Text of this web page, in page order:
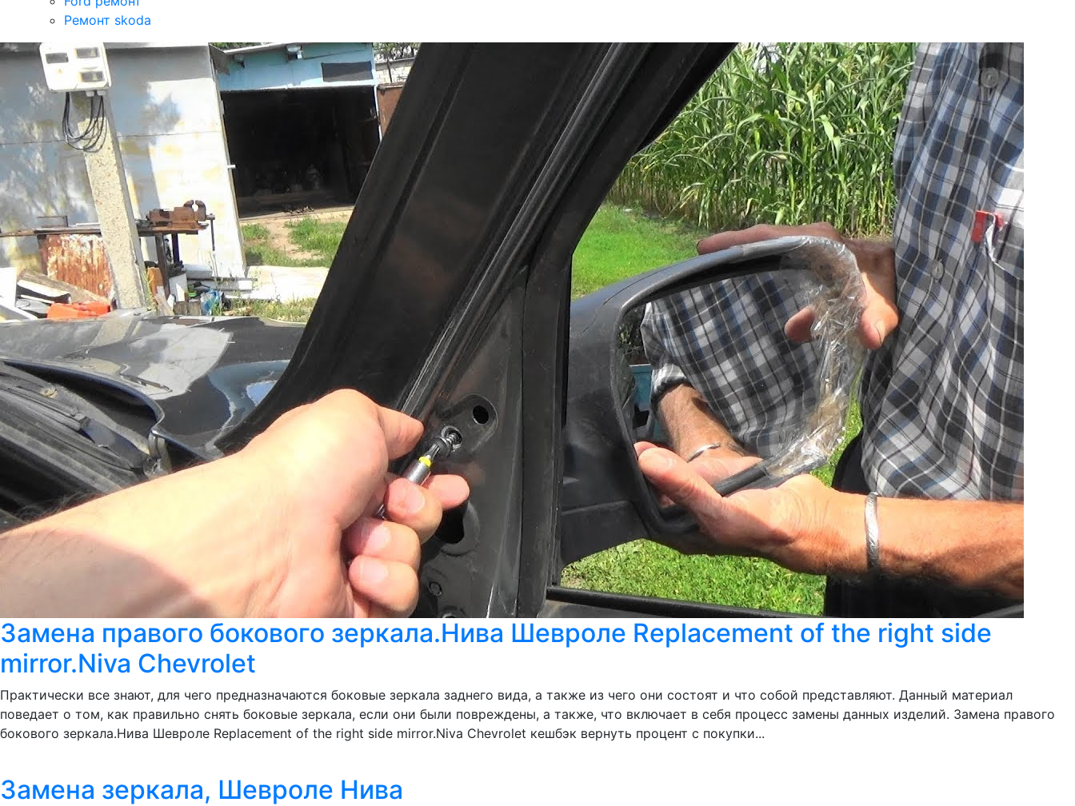
Ремонт skoda
Замена правого бокового зеркала.Нива Шевроле Replacement of the right side
mirror.Niva Chevrolet
Практически все знают, для чего предназначаются боковые зеркала заднего вида, а также из чего они состоят и что собой представляют. Данный материал
поведает о том, как правильно снять боковые зеркала, если они были повреждены, а также, что включает в себя процесс замены данных изделий. Замена правого
бокового зеркала.Нива Шевроле Replacement of the right side mirror.Niva Chevrolet кешбэк вернуть процент с покупки...
Замена зеркала, Шевроле Нива